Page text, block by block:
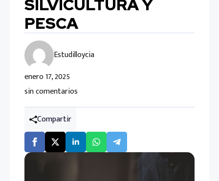
SILVICULTURA Y
PESCA
Estudilloycia
enero 17, 2025
sin comentarios
Compartir